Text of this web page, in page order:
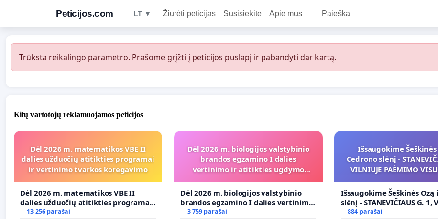
Peticijos.com LT ▼ Žiūrėti peticijas Susisiekite Apie mus Paieška
Trūksta reikalingo parametro. Prašome grįžti į peticijos puslapį ir pabandyti dar kartą.
Kitų vartotojų reklamuojamos peticijos
Dėl 2026 m. matematikos VBE II
dalies užduočių atitikties programai
ir vertinimo tvarkos koregavimo
Dėl 2026 m. matematikos VBE II
dalies užduočių atitikties programai
ir vertinimo tvarkos koregavimo
13 256 parašai
Dėl 2026 m. biologijos valstybinio
brandos egzamino I dalies
vertinimo ir atitikties ugdymo
Dėl 2026 m. biologijos valstybinio
brandos egzamino I dalies vertinimo
ir atitikties ugdymo programai
3 759 parašai
Išsaugokime
Cedrono slėnį -
VILNIUJE PAĖMIMO
PRITAIKYMO VIEŠAJAI
FUNKCIJAI
Išsaugokime Šeškinės Ozą
slėnį - STANEVIČIAUS G. 1,
PAĖMIMO VISUOMENĖS
884 parašai